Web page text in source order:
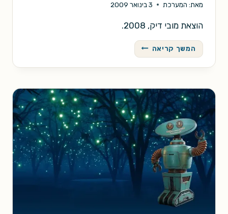
מאת: המערכת 3 בינואר 2009
הוצאת מובי דיק, 2008.
המשך קריאה בן
אלמוות
/
זילאזני